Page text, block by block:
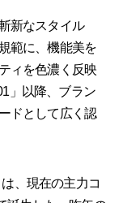
新なスタイル
範に、機能美を
ィを色濃く反映
」以降、ブラン
ドとして広く認
、現在の主力コ